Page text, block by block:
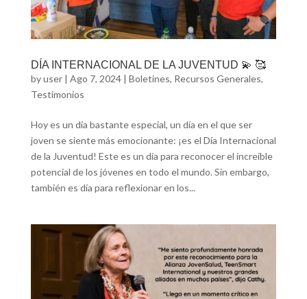
DÍA INTERNACIONAL DE LA JUVENTUD 💫 🥰
byuser| Ago 7, 2024| Boletines, Recursos Generales,
Testimonios
Hoy es un día bastante especial, un día en el que ser
joven se siente más emocionante: ¡es el Día Internacional
de la Juventud! Este es un día para reconocer el increíble
potencial de los jóvenes en todo el mundo. Sin embargo,
también es día para reflexionar en los...